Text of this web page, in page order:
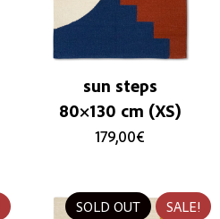
sun steps
80×130 cm (XS)
179,00€
SOLD OUT SALE!